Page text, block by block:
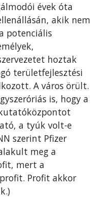
évek óta
akik nem
potenciális
hoztak
területfejlesztési
A város örült.
is, hogy a
a tyúk volt-e
szerint Pfizer
meg a
mert a
Profit akkor